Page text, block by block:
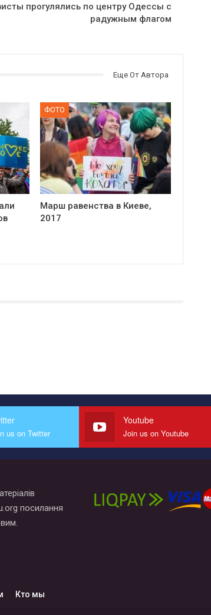
прогулялись по центру Одессы с
радужным флагом
Еще От Автора
ФОТО
Марш равенства в Киеве,
2017
us on Twitter
Youtube
Join us on Youtube
посилання
Кто мы